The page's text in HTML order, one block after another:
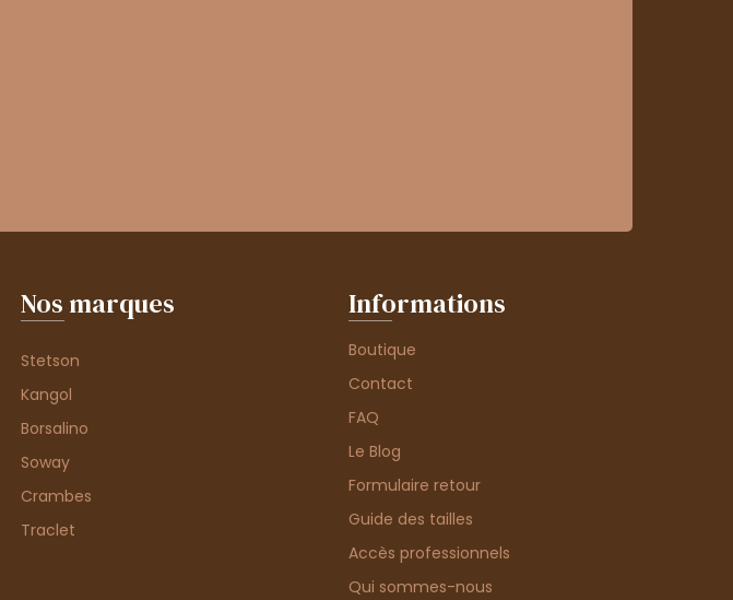
Nos marques
Stetson
Kangol
Borsalino
Soway
Crambes
Traclet
Informations
Boutique
Contact
FAQ
Le Blog
Formulaire retour
Guide des tailles
Accès professionnels
Qui sommes-nous